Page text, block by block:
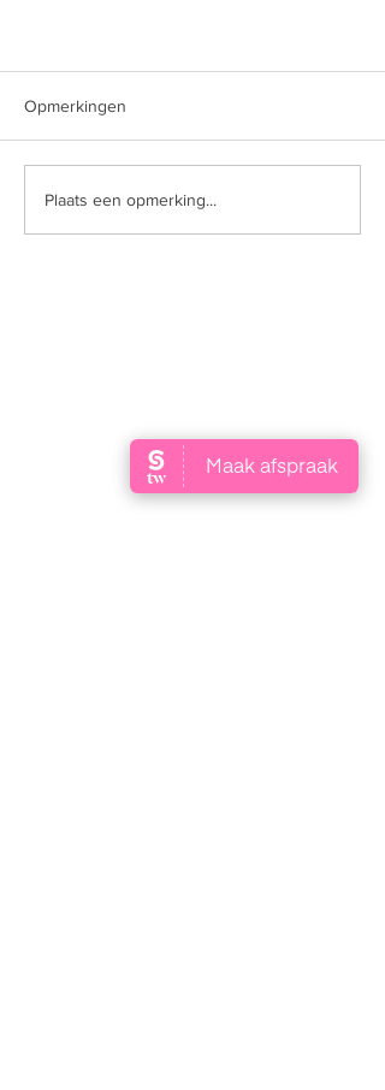
Opmerkingen
Plaats een opmerking...
info@lineperfection.nl